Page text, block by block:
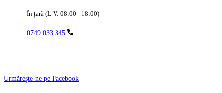
În țară (L-V: 08:00 - 18:00)
0749 033 345
Urmărește-ne pe Facebook